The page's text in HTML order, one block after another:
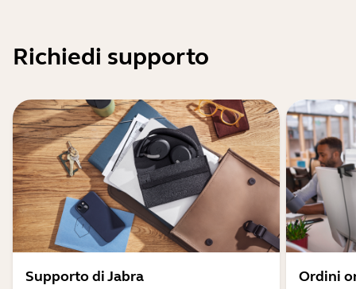
Richiedi supporto
Supporto di Jabra Ordini